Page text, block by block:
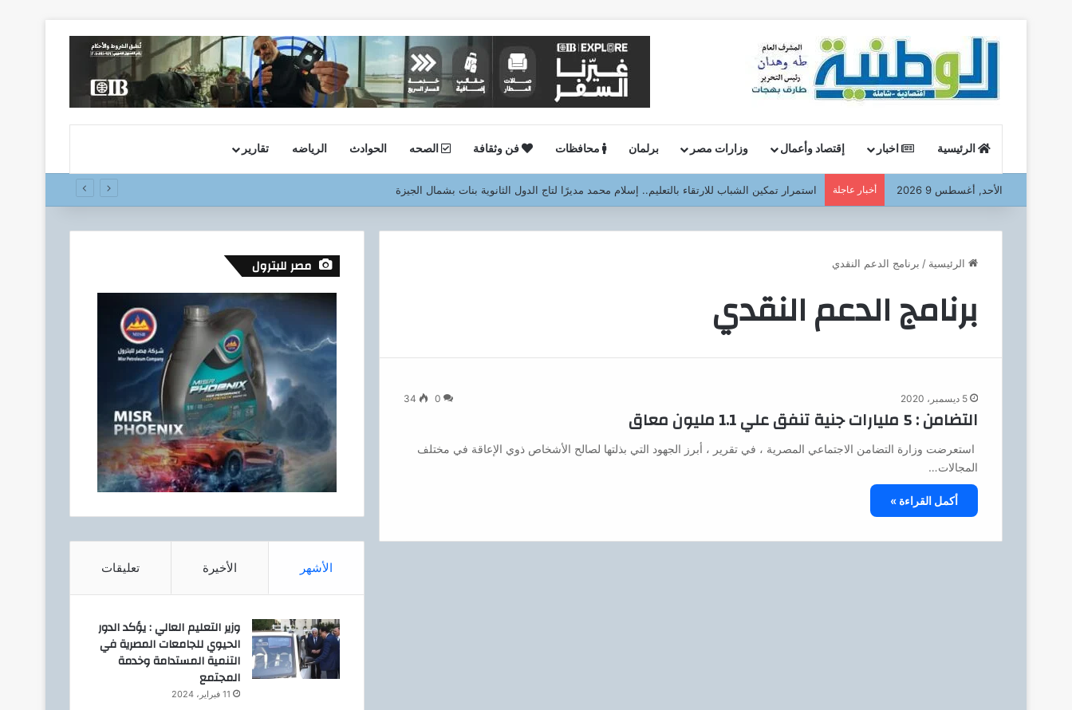
الرئيسية اخبار إقتصاد وأعمال وزارات مصر برلمان محافظات فن وثقافة الصحه الحوادث الرياضه تقارير
الأحد, أغسطس 9 2026 أخبار عاجلة في أولى جولاته الميدانية.. وكيل وزارة الصحة بالجيزة يفاجئ صحة العمرانية مساءً ويشيد بالانضباط
الرئيسية / برنامج الدعم النقدي
برنامج الدعم النقدي
5 ديسمبر، 2020 0
34
التضامن : 5 مليارات جنية تنفق علي 1.1 مليون معاق
استعرضت وزارة التضامن الاجتماعي المصرية ، في تقرير ، أبرز الجهود التي بذلتها لصالح الأشخاص ذوي الإعاقة في مختلف
المجالات…
أكمل القراءة »
مصر للبترول
الأشهر الأخيرة تعليقات
وزير التعليم العالي : يؤكد الدور
الحيوي للجامعات المصرية في
التنمية المستدامة وخدمة
المجتمع
11 فبراير، 2024